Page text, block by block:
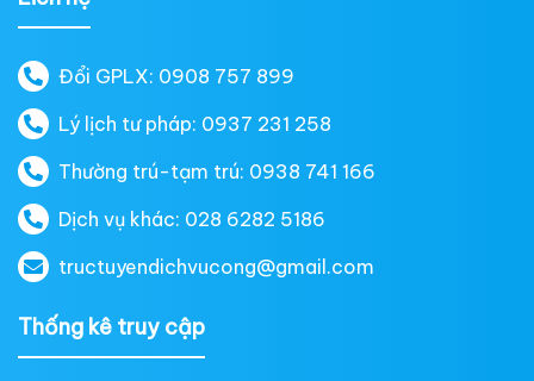
Đổi GPLX: 0908 757 899
Lý lịch tư pháp: 0937 231 258
Thường trú-tạm trú: 0938 741 166
Dịch vụ khác: 028 6282 5186
tructuyendichvucong@gmail.com
Thống kê truy cập